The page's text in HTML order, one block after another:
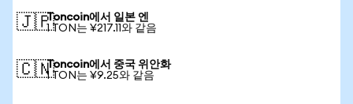
🇯🇵Toncoin에서 일본 엔
1 TON는 ¥217.11와 같음
🇨🇳Toncoin에서 중국 위안화
1 TON는 ¥9.25와 같음